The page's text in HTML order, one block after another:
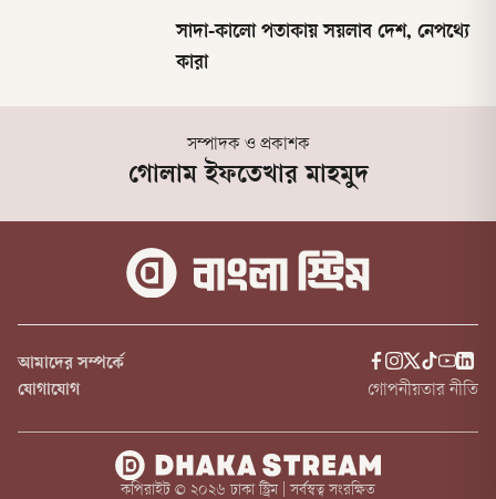
সাদা-কালো পতাকায় সয়লাব দেশ, নেপথ্যে
কারা
সম্পাদক ও প্রকাশক
গোলাম ইফতেখার মাহমুদ
গোপনীয়তার নীতি
আমাদের সম্পর্কে
যোগাযোগ
কপিরাইট © ২০২৬ ঢাকা স্ট্রিম | সর্বস্বত্ব সংরক্ষিত